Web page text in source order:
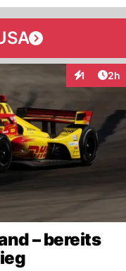
1 2h
– bereits